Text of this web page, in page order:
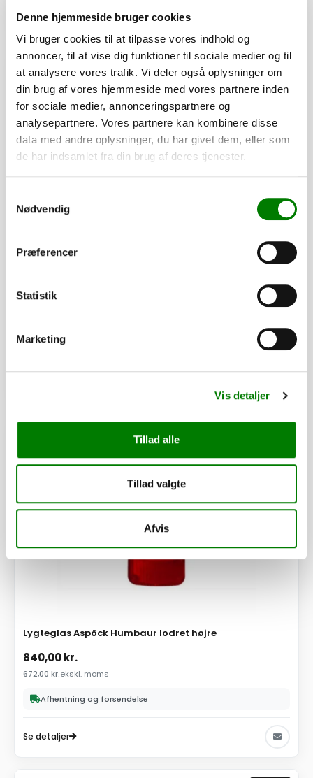
Denne hjemmeside bruger cookies
Vi bruger cookies til at tilpasse vores indhold og
annoncer, til at vise dig funktioner til sociale medier og til
at analysere vores trafik. Vi deler også oplysninger om
din brug af vores hjemmeside med vores partnere inden
for sociale medier, annonceringspartnere og
analysepartnere. Vores partnere kan kombinere disse
data med andre oplysninger, du har givet dem, eller som
de har indsamlet fra din brug af deres tjenester.
Nødvendig
Præferencer
Statistik
Marketing
Vis detaljer
Tillad alle
Tillad valgte
Afvis
Se detaljer
PÅ LAGER
445,00
Afhentning og forsendelse
Lygteglas Aspöck Humbaur lodret højre
840,00kr.
672,00 kr.ekskl. moms
Afhentning og forsendelse
Se detaljer